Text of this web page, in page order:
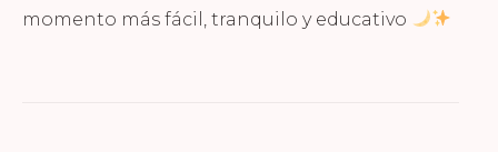
momento más fácil, tranquilo y educativo